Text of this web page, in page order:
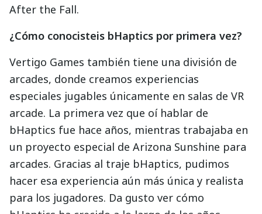
After the Fall.
¿Cómo conocisteis bHaptics por primera vez?
Vertigo Games también tiene una división de
arcades, donde creamos experiencias
especiales jugables únicamente en salas de VR
arcade. La primera vez que oí hablar de
bHaptics fue hace años, mientras trabajaba en
un proyecto especial de Arizona Sunshine para
arcades. Gracias al traje bHaptics, pudimos
hacer esa experiencia aún más única y realista
para los jugadores. Da gusto ver cómo